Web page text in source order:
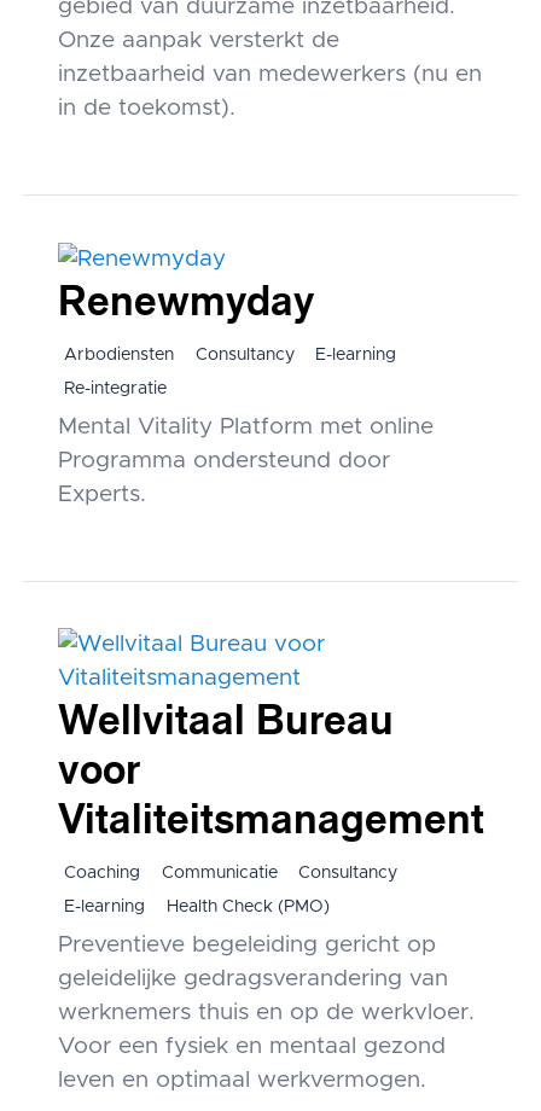
gebied van duurzame inzetbaarheid.
Onze aanpak versterkt de
inzetbaarheid van medewerkers (nu en
in de toekomst).
Renewmyday
Arbodiensten Consultancy
E-learning
Re-integratie
Mental Vitality Platform met online
Programma ondersteund door
Experts.
Wellvitaal Bureau
voor
Vitaliteitsmanagement
Coaching Communicatie
Consultancy
E-learning
Health Check (PMO)
Preventieve begeleiding gericht op
geleidelijke gedragsverandering van
werknemers thuis en op de werkvloer.
Voor een fysiek en mentaal gezond
leven en optimaal werkvermogen.